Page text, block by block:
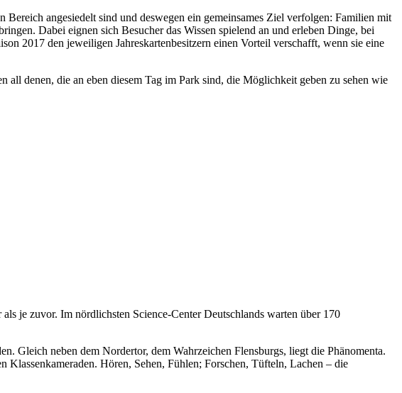
angesiedelt sind und deswegen ein gemeinsames Ziel verfolgen: Familien mit
Dabei eignen sich Besucher das Wissen spielend an und erleben Dinge, bei
2017 den jeweiligen Jahreskartenbesitzern einen Vorteil verschafft, wenn sie eine
denen, die an eben diesem Tag im Park sind, die Möglichkeit geben zu sehen wie
je zuvor. Im nördlichsten Science-Center Deutschlands warten über 170
Gleich neben dem Nordertor, dem Wahrzeichen Flensburgs, liegt die Phänomenta.
Hören, Sehen, Fühlen; Forschen, Tüfteln, Lachen – die